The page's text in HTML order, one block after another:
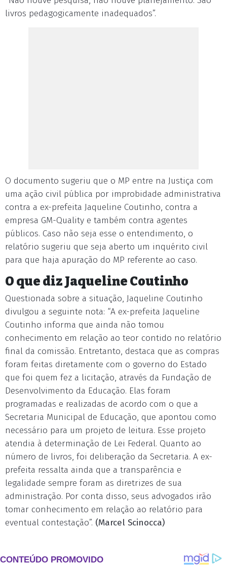
livros pedagogicamente inadequados”.
O documento sugeriu que o MP entre na Justiça com
uma ação civil pública por improbidade administrativa
contra a ex-prefeita Jaqueline Coutinho, contra a
empresa GM-Quality e também contra agentes
públicos. Caso não seja esse o entendimento, o
relatório sugeriu que seja aberto um inquérito civil
para que haja apuração do MP referente ao caso.
O que diz Jaqueline Coutinho
Questionada sobre a situação, Jaqueline Coutinho
divulgou a seguinte nota: “A ex-prefeita Jaqueline
Coutinho informa que ainda não tomou
conhecimento em relação ao teor contido no relatório
final da comissão. Entretanto, destaca que as compras
foram feitas diretamente com o governo do Estado
que foi quem fez a licitação, através da Fundação de
Desenvolvimento da Educação. Elas foram
programadas e realizadas de acordo com o que a
Secretaria Municipal de Educação, que apontou como
necessário para um projeto de leitura. Esse projeto
atendia à determinação de Lei Federal. Quanto ao
número de livros, foi deliberação da Secretaria. A ex-
prefeita ressalta ainda que a transparência e
legalidade sempre foram as diretrizes de sua
administração. Por conta disso, seus advogados irão
tomar conhecimento em relação ao relatório para
eventual contestação”. (Marcel Scinocca)